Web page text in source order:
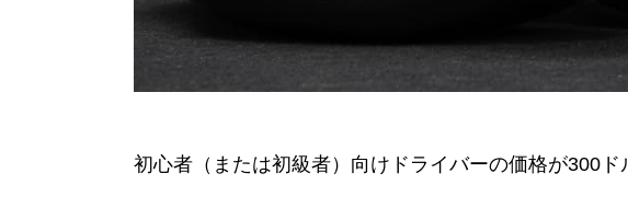
初心者（または初級者）向けドライバーの価格が300